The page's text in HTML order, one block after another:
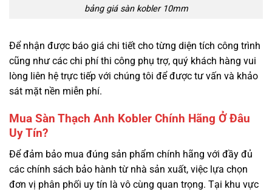
bảng giá sàn kobler 10mm
Để nhận được báo giá chi tiết cho từng diện tích công trình
cũng như các chi phí thi công phụ trợ, quý khách hàng vui
lòng liên hệ trực tiếp với chúng tôi để được tư vấn và khảo
sát mặt nền miễn phí.
Mua Sàn Thạch Anh Kobler Chính Hãng Ở Đâu
Uy Tín?
Để đảm bảo mua đúng sản phẩm chính hãng với đầy đủ
các chính sách bảo hành từ nhà sản xuất, việc lựa chọn
đơn vị phân phối uy tín là vô cùng quan trọng. Tại khu vực